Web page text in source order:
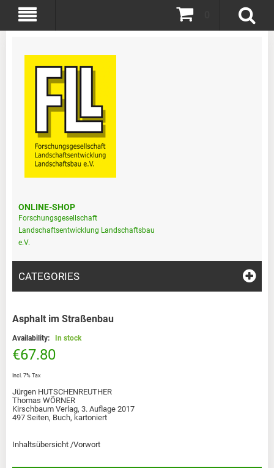
ONLINE-SHOP
Forschungsgesellschaft
Landschaftsentwicklung Landschaftsbau
e.V.
CATEGORIES
Asphalt im Straßenbau
Availability: In stock
€67.80
Incl. 7% Tax
Jürgen HUTSCHENREUTHER
Thomas WÖRNER
Kirschbaum Verlag, 3. Auflage 2017
497 Seiten, Buch, kartoniert
Inhaltsübersicht /Vorwort